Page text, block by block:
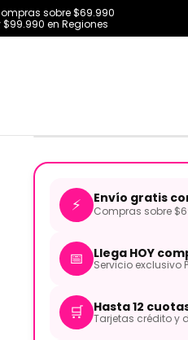
sobre $69.990
en Regiones
Guitarra Electroacústica Negra
⚡ Envío gratis con
Compras sobre
📅 Llega HOY
Servicio exclusivo
🛒 Hasta 12
Tarjetas crédito y